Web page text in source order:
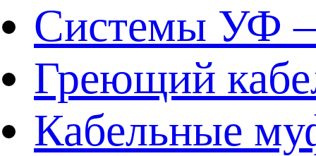
Системы УФ –
Греющий
Кабельные